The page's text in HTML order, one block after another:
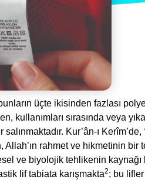
üçte ikisinden fazlası
kullanımları sırasında veya
Kur’ân-ı Kerîm’de,
rahmet ve hikmetinin bir
ve biyolojik tehlikenin kaynağı
lif tabiata karışmakta2; bu